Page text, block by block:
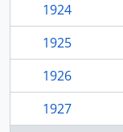
1924
1925
1926
1927